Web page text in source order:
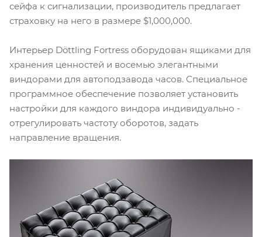
сейфа к сигнализации, производитель предлагает
страховку на него в размере $1,000,000.
Интерьер Döttling Fortress оборудован ящиками для
хранения ценностей и восемью элегантными
виндорами для автоподзавода часов. Специальное
программное обеспечение позволяет установить
настройки для каждого виндора индивидуально -
отрегулировать частоту оборотов, задать
направление вращения.